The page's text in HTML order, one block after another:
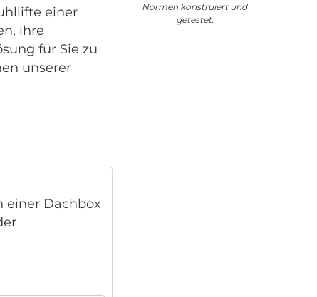
einer
ihre
für Sie zu
unserer
einer Dachbox
Normen konstruiert und
getestet.